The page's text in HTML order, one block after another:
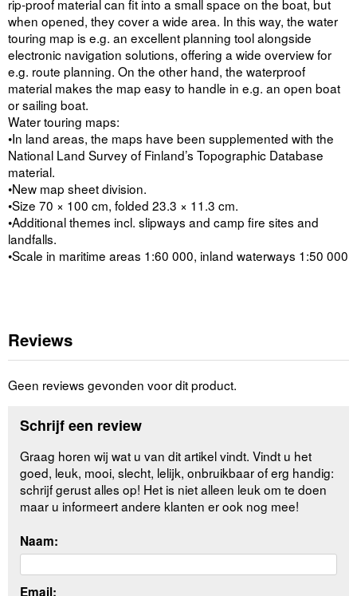
rip-proof material can fit into a small space on the boat, but
when opened, they cover a wide area. In this way, the water
touring map is e.g. an excellent planning tool alongside
electronic navigation solutions, offering a wide overview for
e.g. route planning. On the other hand, the waterproof
material makes the map easy to handle in e.g. an open boat
or sailing boat.
Water touring maps:
•In land areas, the maps have been supplemented with the
National Land Survey of Finland’s Topographic Database
material.
•New map sheet division.
•Size 70 × 100 cm, folded 23.3 × 11.3 cm.
•Additional themes incl. slipways and camp fire sites and
landfalls.
•Scale in maritime areas 1:60 000, inland waterways 1:50 000
Reviews
Geen reviews gevonden voor dit product.
Schrijf een review
Graag horen wij wat u van dit artikel vindt. Vindt u het
goed, leuk, mooi, slecht, lelijk, onbruikbaar of erg handig:
schrijf gerust alles op! Het is niet alleen leuk om te doen
maar u informeert andere klanten er ook nog mee!
Naam:
Email: